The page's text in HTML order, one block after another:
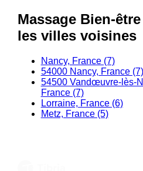
Massage Bien-
les villes voisines
Nancy, France (7)
54000 Nancy, France (7)
54500 Vandœuvre-lès-
France (7)
Lorraine, France (6)
Metz, France (5)